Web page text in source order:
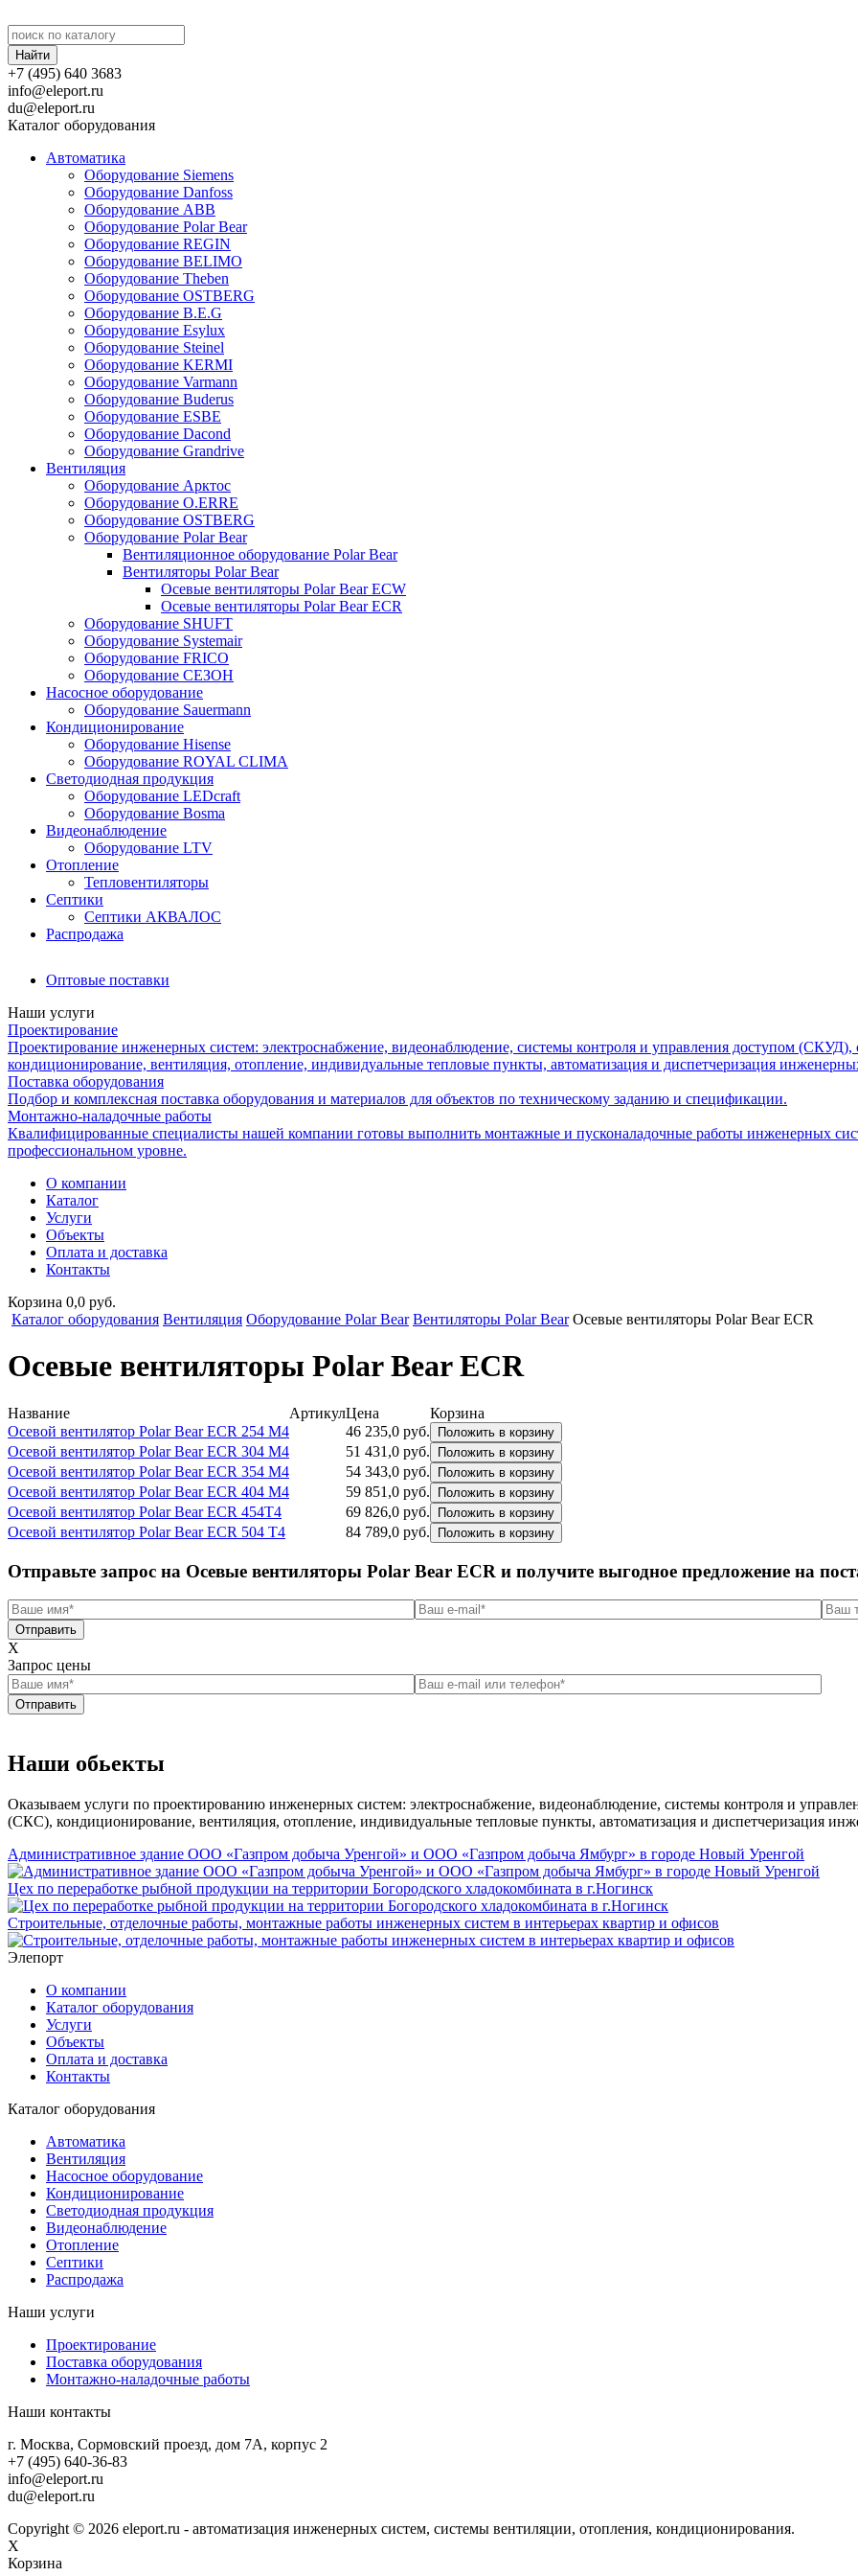
+7 (495) 640 3683
info@eleport.ru
du@eleport.ru
Каталог оборудования
Автоматика
Оборудование Siemens
Оборудование Danfoss
Оборудование ABB
Оборудование Polar Bear
Оборудование REGIN
Оборудование BELIMO
Оборудование Theben
Оборудование OSTBERG
Оборудование B.E.G
Оборудование Esylux
Оборудование Steinel
Оборудование KERMI
Оборудование Varmann
Оборудование Buderus
Оборудование ESBE
Оборудование Dacond
Оборудование Grandrive
Вентиляция
Оборудование Арктос
Оборудование O.ERRE
Оборудование OSTBERG
Оборудование Polar Bear
Вентиляционное оборудование Polar Bear
Вентиляторы Polar Bear
Осевые вентиляторы Polar Bear ECW
Осевые вентиляторы Polar Bear ECR
Оборудование SHUFT
Оборудование Systemair
Оборудование FRICO
Оборудование СЕЗОН
Насосное оборудование
Оборудование Sauermann
Кондиционирование
Оборудование Hisense
Оборудование ROYAL CLIMA
Светодиодная продукция
Оборудование LEDcraft
Оборудование Bosma
Видеонаблюдение
Оборудование LTV
Отопление
Тепловентиляторы
Септики
Септики АКВАЛОС
Распродажа
Оптовые поставки
Наши услуги
Проектирование
Проектирование инженерных систем: электроснабжение, видеонаблюдение, системы контроля и управления доступом (СКУД),
кондиционирование, вентиляция, отопление, индивидуальные тепловые пункты, автоматизация и диспетчеризация
Поставка оборудования
Подбор и комплексная поставка оборудования и материалов для объектов по техническому заданию и спецификации.
Монтажно-наладочные работы
Квалифицированные специалисты нашей компании готовы выполнить монтажные и пусконаладочные работы инженерных
профессиональном уровне.
О компании
Каталог
Услуги
Объекты
Оплата и доставка
Контакты
Корзина 0,0 руб.
Каталог оборудования Вентиляция Оборудование Polar Bear Вентиляторы Polar BearОсевые вентиляторы Polar Bear ECR
Осевые вентиляторы Polar Bear ECR
Название АртикулЦена
Корзина
Осевой вентилятор Polar Bear ECR 254 M4
46 235,0 руб. Положить в корзину
Осевой вентилятор Polar Bear ECR 304 M4 51 431,0 руб. Положить в корзину
Осевой вентилятор Polar Bear ECR 354 M4 54 343,0 руб. Положить в корзину
Осевой вентилятор Polar Bear ECR 404 M4 59 851,0 руб. Положить в корзину
Осевой вентилятор Polar Bear ECR 454T4 69 826,0 руб. Положить в корзину
Осевой вентилятор Polar Bear ECR 504 T4 84 789,0 руб. Положить в корзину
Отправьте запрос на Осевые вентиляторы Polar Bear ECR и получите выгодное предложение на
Отправить
X
Запрос цены
Отправить
Наши обьекты
Оказываем услуги по проектированию инженерных систем: электроснабжение, видеонаблюдение, системы контроля и
(СКС), кондиционирование, вентиляция, отопление, индивидуальные тепловые пункты, автоматизация и диспетчеризация
Административное здание ООО «Газпром добыча Уренгой» и ООО «Газпром добыча Ямбург» в городе Новый Уренгой
Цех по переработке рыбной продукции на территории Богородского хладокомбината в г.Ногинск
Строительные, отделочные работы, монтажные работы инженерных систем в интерьерах квартир и офисов
Элепорт
О компании
Каталог оборудования
Услуги
Объекты
Оплата и доставка
Контакты
Каталог оборудования
Автоматика
Вентиляция
Насосное оборудование
Кондиционирование
Светодиодная продукция
Видеонаблюдение
Отопление
Септики
Распродажа
Наши услуги
Проектирование
Поставка оборудования
Монтажно-наладочные работы
Наши контакты
г. Москва, Сормовский проезд, дом 7А, корпус 2
+7 (495) 640-36-83
info@eleport.ru
du@eleport.ru
Copyright © 2026 eleport.ru - автоматизация инженерных систем, системы вентиляции, отопления, кондиционирования.
X
Корзина